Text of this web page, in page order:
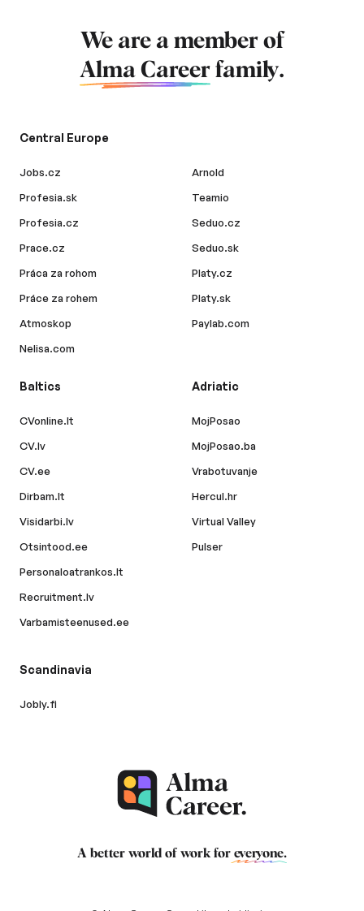
We are a member of
Alma Career family.
Central Europe
Jobs.cz
Profesia.sk
Profesia.cz
Prace.cz
Práca za rohom
Práce za rohem
Atmoskop
Nelisa.com
Arnold
Teamio
Seduo.cz
Seduo.sk
Platy.cz
Platy.sk
Paylab.com
Baltics
CVonline.lt
CV.lv
CV.ee
Dirbam.lt
Visidarbi.lv
Otsintood.ee
Personaloatrankos.lt
Recruitment.lv
Varbamisteenused.ee
Adriatic
MojPosao
MojPosao.ba
Vrabotuvanje
Hercul.hr
Virtual Valley
Pulser
Scandinavia
Jobly.fi
A better world of work for everyone.